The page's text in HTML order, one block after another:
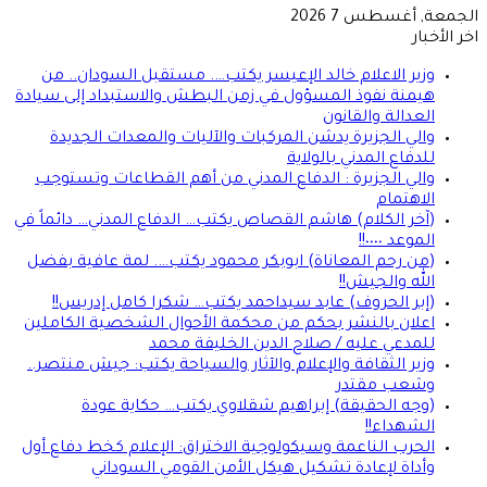
الجمعة, أغسطس 7 2026
اخر الأخبار
وزير الاعلام خالد الإعيسر يكتب…. مستقبل السودان.. من
هيمنة نفوذ المسؤول في زمن البطش والاستبداد إلى سيادة
العدالة والقانون
والي الجزيرة يدشن المركبات والآليات والمعدات الجديدة
للدفاع المدني بالولاية
والي الجزيرة : الدفاع المدني من أهم القطاعات وتستوجب
الاهتمام
(آخر الكلام) هاشم القصاص يكتب… الدفاع المدني… دائماً في
الموعد ٠٠٠٠!!
(من رحم المعاناة) ابوبكر محمود يكتب…. لمة عافية بفضل
الله والجيش!!
(إبر الحروف) عابد سيداحمد يكتب… شكرا كامل إدريس!!
اعلان بالنشر بحكم من محكمة الأحوال الشخصية الكاملين
للمدعي عليه / صلاح الدين الخليفة محمد
وزير الثقافة والإعلام والآثار والسياحة يكتب: جيش منتصر..
وشعب مقتدر
(وجه الحقيقة) إبراهيم شقلاوي يكتب… حكاية عودة
الشهداء!!
الحرب الناعمة وسيكولوجية الاختراق: الإعلام كخط دفاع أول
وأداة لإعادة تشكيل هيكل الأمن القومي السوداني